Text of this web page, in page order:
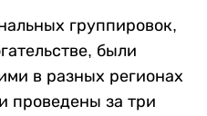
группировок,
были
в разных регионах
проведены за три